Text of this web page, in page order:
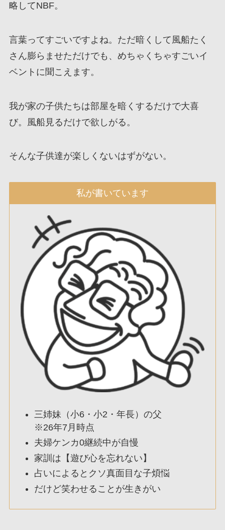
略してNBF。
言葉ってすごいですよね。ただ暗くして風船たく
さん膨らませただけでも、めちゃくちゃすごいイ
ベントに聞こえます。
我が家の子供たちは部屋を暗くするだけで大喜
び。風船見るだけで欲しがる。
そんな子供達が楽しくないはずがない。
私が書いています
三姉妹（小6・小2・年長）の父
※26年7月時点
夫婦ケンカ0継続中が自慢
家訓は【遊び心を忘れない】
占いによるとクソ真面目な子煩悩
だけど笑わせることが生きがい